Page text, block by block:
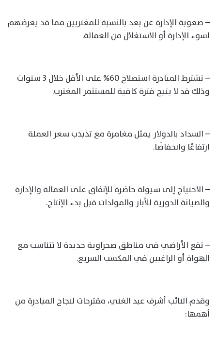
– صعوبة الإدارة عن بعد بالنسبة للمغتربين مما قد يعرضهم
لسوء الإدارة أو الاستغلال من العمالة.
– تشترط المبادرة استصلاح 60% على الأقل خلال 3 سنوات
وذلك قد لا يتيح فترة كافية للمستثمر المغترب.
– السداد بالدولار يمثل مغامرة مع تذبذب سعر العملة
ارتفاعًا وانخفاضًا.
– الاحتياج إلى سيولة حاضرة للإنفاق على العمالة والإدارة
والصيانة الدورية للآبار والمولدات قبل بدء الإنتاج.
– تقع الأراضي في مناطق صحراوية جديدة لا تتناسب مع
الهواة أو الراغبين في المكسب السريع.
وقدم النائب أشرف عبد الغني، مقترحات لنجاح المبادرة من
أهمها: